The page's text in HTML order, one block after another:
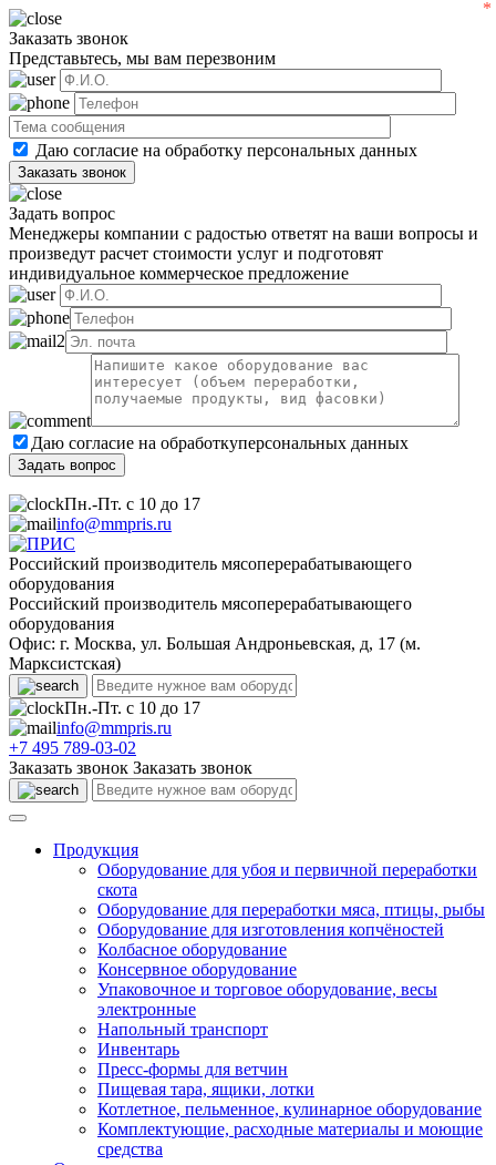
Заказать звонок
Представьтесь, мы вам перезвоним
Даю согласие на обработку персональных данных
Задать вопрос
Менеджеры компании с радостью ответят на ваши вопросы и
произведут расчет стоимости услуг и подготовят
индивидуальное коммерческое предложение
Даю согласие на обработкуперсональных данных
Пн.-Пт. с 10 до 17
info@mmpris.ru
Российский производитель мясоперерабатывающего
оборудования
Российский производитель мясоперерабатывающего
оборудования
Офис: г. Москва, ул. Большая Андроньевская, д, 17 (м.
Марксистская)
Пн.-Пт. с 10 до 17
info@mmpris.ru
+7 495 789-03-02
Заказать звонок Заказать звонок
Продукция
Оборудование для убоя и первичной переработки
скота
Оборудование для переработки мяса, птицы, рыбы
Оборудование для изготовления копчёностей
Колбасное оборудование
Консервное оборудование
Упаковочное и торговое оборудование, весы
электронные
Напольный транспорт
Инвентарь
Пресс-формы для ветчин
Пищевая тара, ящики, лотки
Котлетное, пельменное, кулинарное оборудование
Комплектующие, расходные материалы и моющие
средства